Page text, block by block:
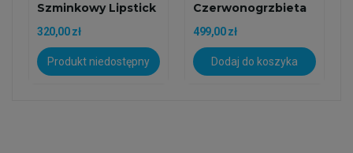
Szminkowy Lipstick
Tang
320,00 zł
Produkt niedostępny
Czerwonogrzbieta
Płomienny...
499,00 zł
Dodaj do koszyka